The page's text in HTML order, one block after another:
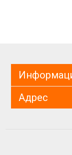
Адрес